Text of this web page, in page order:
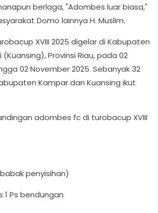
berlaga, "Adombes luar biasa,"
Domo lainnya H. Muslim.
XVIII 2025 digelar di Kabupaten
Provinsi Riau, pada 02
02 November 2025. Sebanyak 32
Kampar dan Kuansing ikut
adombes fc di turobacup XVIII
penyisihan)
Ps bendungan